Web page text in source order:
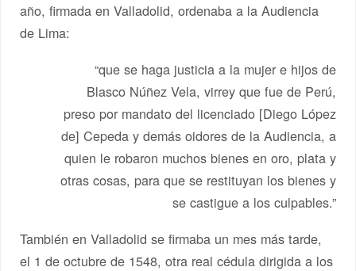
año, firmada en Valladolid, ordenaba a la Audiencia
de Lima:
“que se haga justicia a la mujer e hijos de
Blasco Núñez Vela, virrey que fue de Perú,
preso por mandato del licenciado [Diego López
de] Cepeda y demás oidores de la Audiencia, a
quien le robaron muchos bienes en oro, plata y
otras cosas, para que se restituyan los bienes y
se castigue a los culpables.”
También en Valladolid se firmaba un mes más tarde,
el 1 de octubre de 1548, otra real cédula dirigida a los